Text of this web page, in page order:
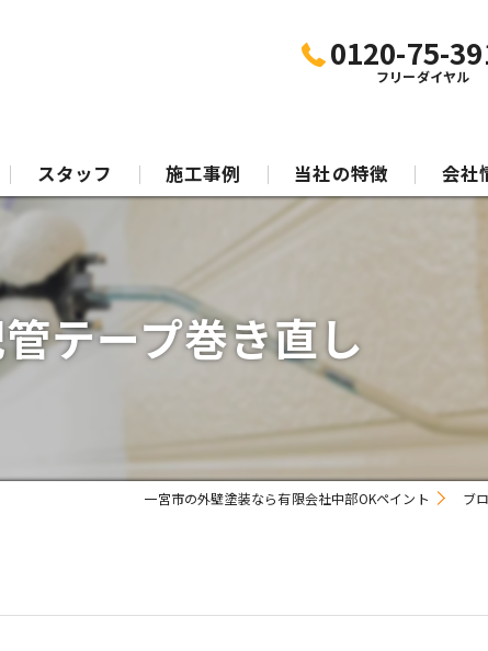
0120-75-
フリーダイヤル
スタッフ 施工事例 当社の特徴
珪藻土
無機フッ素
遮熱塗料
会社
テープ巻き直し
一宮市の外壁塗装なら有限会社中部OKペイント ブ